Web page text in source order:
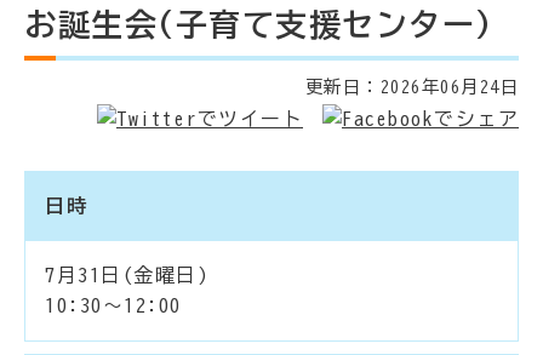
お誕生会(子育て支援センター)
更新日： 2026年06月24日
日時
7月31日(金曜日)
10:30～12:00